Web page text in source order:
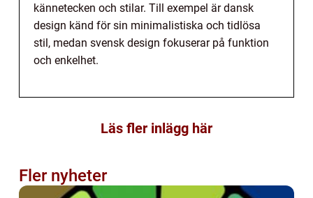
kännetecken och stilar. Till exempel är dansk
design känd för sin minimalistiska och tidlösa
stil, medan svensk design fokuserar på funktion
och enkelhet.
Läs fler inlägg här
Fler nyheter